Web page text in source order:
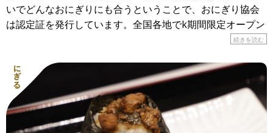
いでどんなおにぎりにも合うということで、おにぎり協会
は認定証を発行しています。全国各地でk期間限定オープン
しているのが「おにぎり食堂 綾鷹屋」。各地のおにぎり専
続きを読む